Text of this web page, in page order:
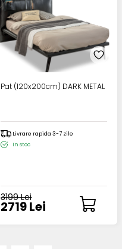
Pat (120x200cm) DARK METAL
Livrare rapida 3-7 zile
In stoc
3199 Lei
2719 Lei